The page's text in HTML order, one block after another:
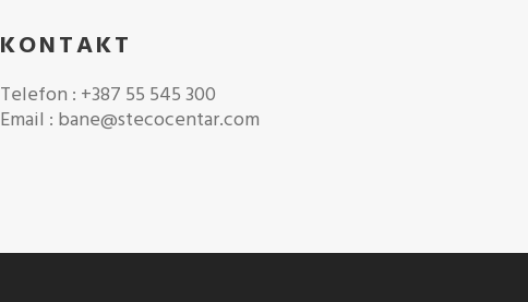
KONTAKT
Telefon : +387 55 545 300
Email : bane@stecocentar.com